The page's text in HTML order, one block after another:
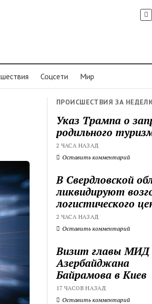
Соцсети Мир
ПРОИСШЕСТВИЯ ЗА
Указ Трампа о
родильного
2 ЧАСА НАЗАД
Оставить комментарий
В Свердловской
ликвидируют
логистического
2 ЧАСА НАЗАД
Оставить комментарий
Визит главы МИД
Азербайджана
Байрамова в Киев
17 ЧАСОВ НАЗАД
Оставить комментарий